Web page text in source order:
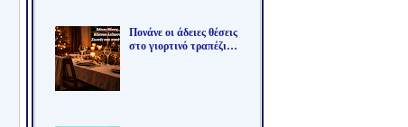
Πονάνε οι άδειες θέσεις
στο γιορτινό τραπέζι…